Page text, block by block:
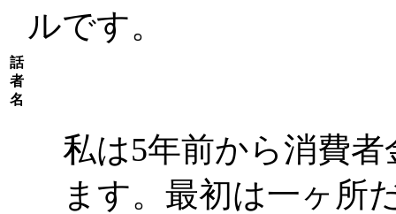
ルです。
話
者
名
私は5年前から消費
ます。最初は一ヶ所